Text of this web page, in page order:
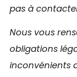
pas à contacter
Nous vous
obligations
inconvénients